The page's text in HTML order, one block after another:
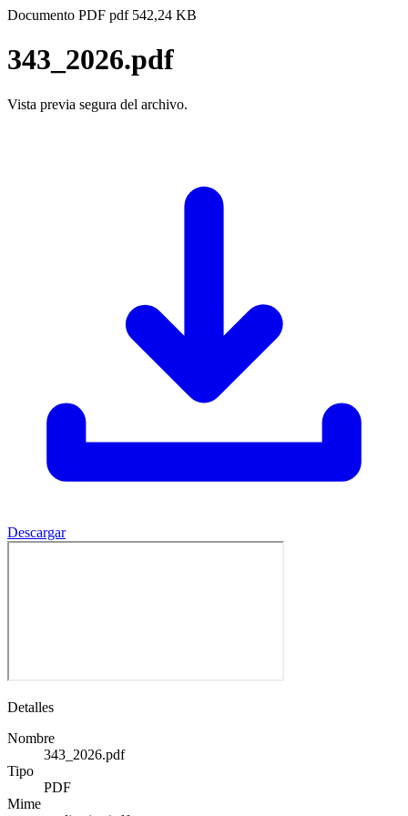
Documento PDF pdf 542,24 KB
343_2026.pdf
Vista previa segura del archivo.
Descargar
Detalles
Nombre
343_2026.pdf
Tipo
PDF
Mime